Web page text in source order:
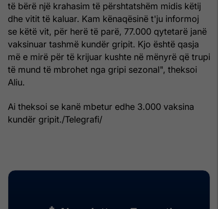
të bërë një krahasim të përshtatshëm midis këtij
dhe vitit të kaluar. Kam kënaqësinë t'ju informoj
se këtë vit, për herë të parë, 77.000 qytetarë janë
vaksinuar tashmë kundër gripit. Kjo është qasja
më e mirë për të krijuar kushte në mënyrë që trupi
të mund të mbrohet nga gripi sezonal", theksoi
Aliu.
Ai theksoi se kanë mbetur edhe 3.000 vaksina
kundër gripit./Telegrafi/